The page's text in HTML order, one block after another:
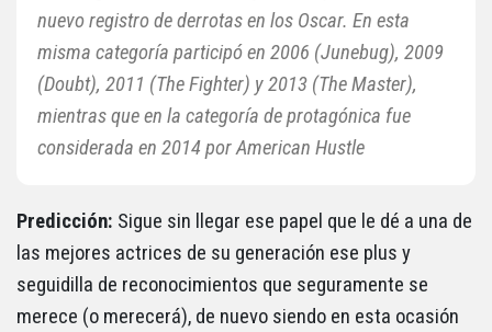
nuevo registro de derrotas en los Oscar. En esta
misma categoría participó en 2006 (Junebug), 2009
(Doubt), 2011 (The Fighter) y 2013 (The Master),
mientras que en la categoría de protagónica fue
considerada en 2014 por American Hustle
Predicción: Sigue sin llegar ese papel que le dé a una de
las mejores actrices de su generación ese plus y
seguidilla de reconocimientos que seguramente se
merece (o merecerá), de nuevo siendo en esta ocasión